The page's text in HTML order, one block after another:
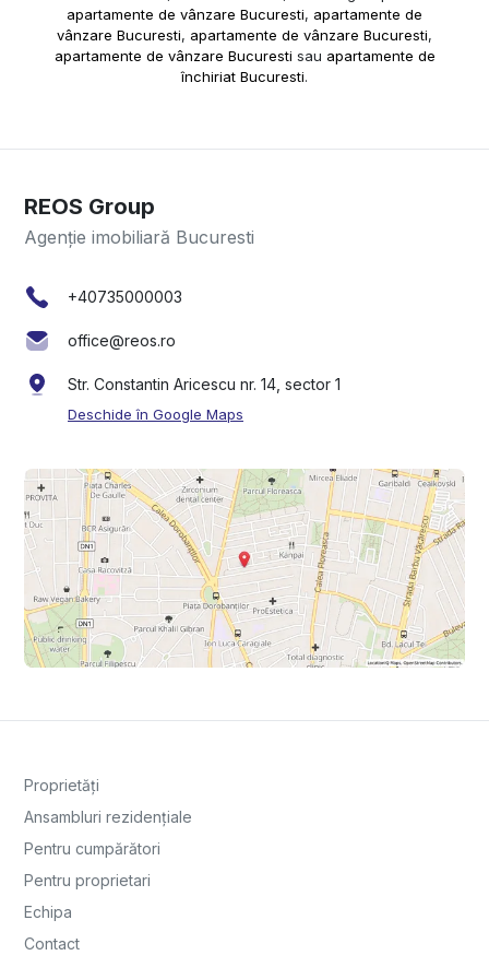
apartamente de vânzare Bucuresti, apartamente de
vânzare Bucuresti, apartamente de vânzare Bucuresti,
apartamente de vânzare Bucuresti sau apartamente de
închiriat Bucuresti.
REOS Group
Agenție imobiliară Bucuresti
+40735000003
office@reos.ro
Str. Constantin Aricescu nr. 14, sector 1
Deschide în Google Maps
Proprietăți
Ansambluri rezidențiale
Pentru cumpărători
Pentru proprietari
Echipa
Contact